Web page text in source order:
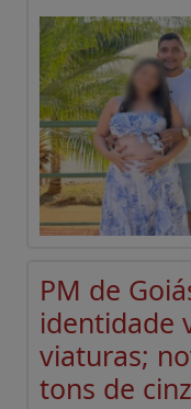
PM de
identidade
viaturas;
tons de